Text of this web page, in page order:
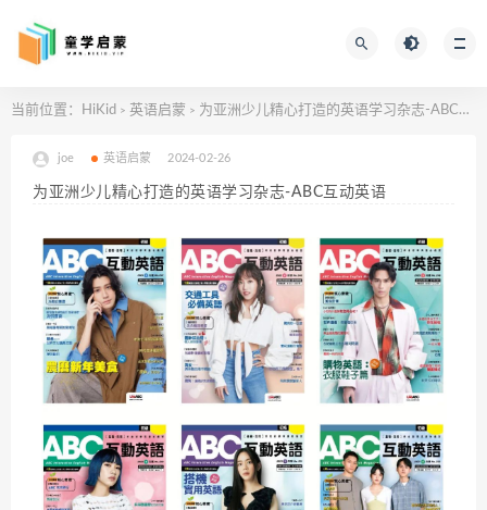
当前位置： HiKid > 英语启蒙 > 为亚洲少儿精心打造的英语学习杂志-ABC互动英语
joe 英语启蒙 2024-02-26
为亚洲少儿精心打造的英语学习杂志-ABC互动英语